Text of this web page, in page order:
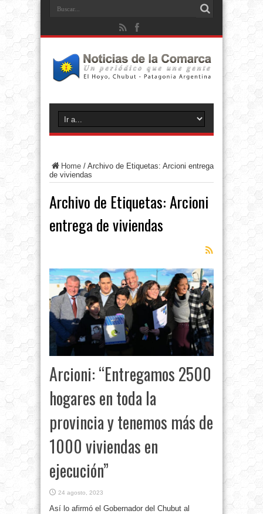
Home / Archivo de Etiquetas: Arcioni entrega
de viviendas
Archivo de Etiquetas:Arcioni
entrega de viviendas
Arcioni: “Entregamos 2500
hogares en toda la
provincia y tenemos más de
1000 viviendas en
ejecución”
24 agosto, 2023
Así lo afirmó el Gobernador del Chubut al